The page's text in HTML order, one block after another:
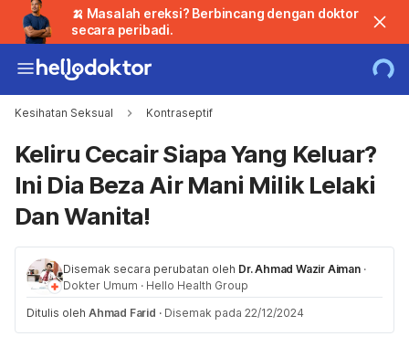
🍌 Masalah ereksi? Berbincang dengan doktor
secara peribadi.
Kesihatan Seksual Kontraseptif
Keliru Cecair Siapa Yang Keluar?
Ini Dia Beza Air Mani Milik Lelaki
Dan Wanita!
Disemak secara perubatan oleh Dr. Ahmad Wazir Aiman ·
Dokter Umum · Hello Health Group
Ditulis oleh Ahmad Farid · Disemak pada 22/12/2024